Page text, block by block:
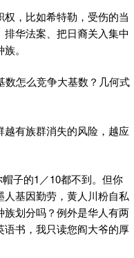
，比如希特勒，受伤的当
华法案、把日裔关入集中
。
数怎么竞争大基数？几何式
有族群消失的风险，越应
子的1／10都不到。但你
基因勤劳，黄人川粉自私
族划分吗？例外是华人有两
书，我只读您阎大爷的厚